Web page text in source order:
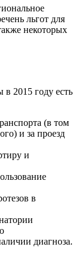
льгот для
некоторых
2015 году есть
(в том
и за проезд
и
в
диагноза.